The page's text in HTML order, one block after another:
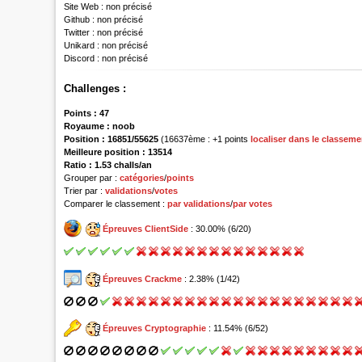
Site Web : non précisé
Github : non précisé
Twitter : non précisé
Unikard : non précisé
Discord : non précisé
Challenges :
Points : 47
Royaume : noob
Position : 16851/55625(16637ème : +1 pointslocaliser dans le
Meilleure position : 13514
Ratio : 1.53 challs/an
Grouper par :catégories/points
Trier par :validations/votes
Comparer le classement :par validations/par votes
Épreuves ClientSide : 30.00% (6/20)
Épreuves Crackme : 2.38% (1/42)
Épreuves Cryptographie : 11.54% (6/52)